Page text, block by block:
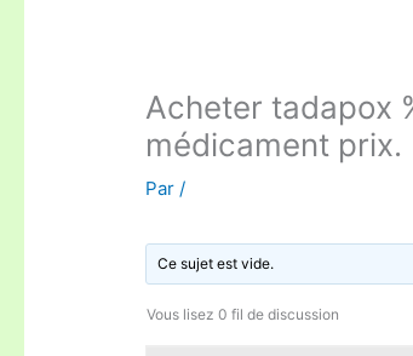
Acheter tadapox
médicament prix.
Par/
Ce sujet est vide.
Vous lisez 0 fil de discussion